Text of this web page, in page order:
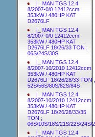
|_ MAN TGS 12.4
8/2007-0/0 12412ccm
353kW / 480HP KAT
D2676LF
|_ MAN TGS 12.4
8/2007-0/0 12412ccm
353kW / 480HP KAT
D2676LF 18/26/33 TON ;
06S/24S/30S
|_ MAN TGS 12.4
8/2007-10/2010 12412ccm
353kW / 480HP KAT
D2676LF 18/26/28/33 TON ;
52S/56S/80S/82S/84S
|_ MAN TGS 12.4
8/2007-10/2010 12412ccm
353kW / 480HP KAT
D2676LF 18/26/28/33/35
TON ;
06S/10S/18S/21S/22S/24S/
|_ MAN TGS 12.4